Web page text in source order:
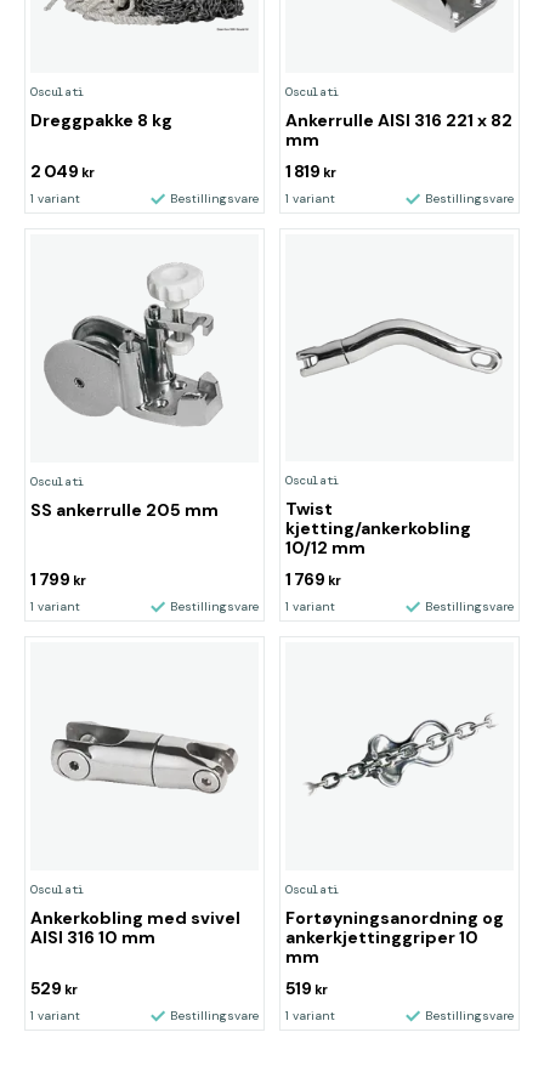
Osculati
Dreggpakke 8 kg
2 049 kr
1 variant Bestillingsvare
Osculati
Ankerrulle AISI 316 221 x 82
mm
1 819 kr
1 variant Bestillingsvare
Osculati
SS ankerrulle 205 mm
1 799 kr
1 variant Bestillingsvare
Osculati
Twist
kjetting/ankerkobling
10/12 mm
1 769 kr
1 variant Bestillingsvare
Osculati
Ankerkobling med svivel
AISI 316 10 mm
529 kr
1 variant Bestillingsvare
Osculati
Fortøyningsanordning og
ankerkjettinggriper 10
mm
519 kr
1 variant Bestillingsvare